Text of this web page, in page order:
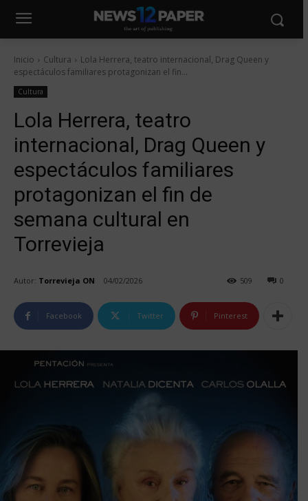
Inicio Cultura
Lola Herrera, teatro internacional, Drag Queen y
espectáculos familiares protagonizan el fin...
Cultura
Lola Herrera, teatro
internacional, Drag Queen y
espectáculos familiares
protagonizan el fin de
semana cultural en
Torrevieja
Autor: Torrevieja ON 04/02/2026 0
509
Facebook Twitter Pinterest